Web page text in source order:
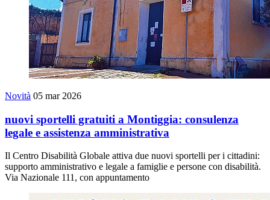
Novità 05 mar 2026
nuovi sportelli gratuiti a Montiggia: consulenza
legale e assistenza amministrativa
Il Centro Disabilità Globale attiva due nuovi sportelli per i cittadini:
supporto amministrativo e legale a famiglie e persone con disabilità.
Via Nazionale 111, con appuntamento